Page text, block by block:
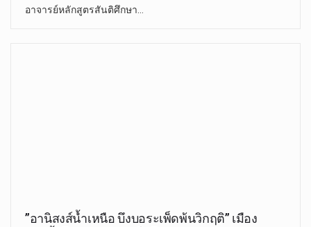
อาจารย์หลักสูตรสันติศึกษา…
”อานิสงส์น้ำเหนือ บึงบอระเพ็ดพ้นวิกฤติ” เมือง